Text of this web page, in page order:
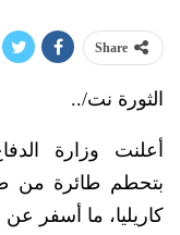
Share
الثورة نت/..
أعلنت وزارة
كاريليا، ما أسفر